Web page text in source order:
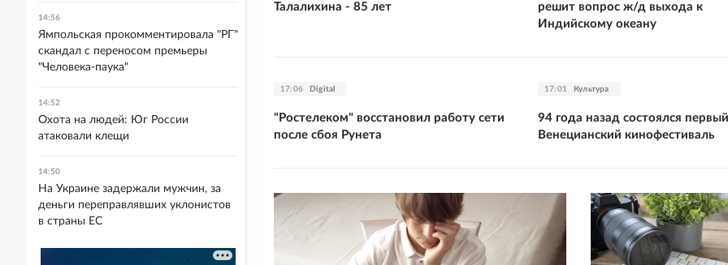
Талалихина - 85 лет
решит вопрос ж/д выхода к
Индийскому океану
17:06 Digital
"Ростелеком" восстановил работу сети
после сбоя Рунета
17:01 Культура
94 года назад состоялся первый
Венецианский кинофестиваль
14:56
Ямпольская прокомментировала "РГ"
скандал с переносом премьеры
"Человека-паука"
14:52
Охота на людей: Юг России
атаковали клещи
14:50
На Украине задержали мужчин, за
деньги переправлявших уклонистов
в страны ЕС